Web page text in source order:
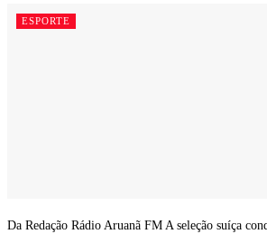
ESPORTE
Da Redação Rádio Aruanã FM A seleção suíça